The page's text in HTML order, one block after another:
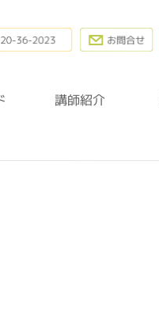
0120-36-2023
講師紹介